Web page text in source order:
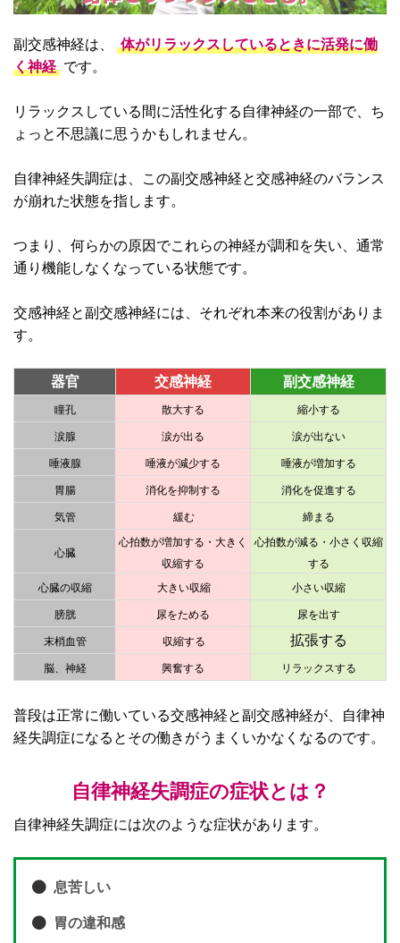
副交感神経は、
体がリラックスしているときに活発に働
く神経 です。
リラックスしている間に活性化する自律神経の一部で、ち
ょっと不思議に思うかもしれません。
自律神経失調症は、この副交感神経と交感神経のバランス
が崩れた状態を指します。
つまり、何らかの原因でこれらの神経が調和を失い、通常
通り機能しなくなっている状態です。
交感神経と副交感神経には、それぞれ本来の役割がありま
す。
器官 交感神経 副交感神経
瞳孔 散大する
縮小する
涙腺
涙が出る
涙が出ない
唾液腺
唾液が減少する
唾液が増加する
胃腸
消化を抑制する
消化を促進する
気管
緩む 締まる
心臓
心拍数が増加する・大きく
収縮する
心拍数が減る・小さく収縮
する
心臓の収縮
大きい収縮
小さい収縮
膀胱
尿をためる
尿を出す
末梢血管
収縮する 拡張する
脳、神経 興奮する リラックスする
普段は正常に働いている交感神経と副交感神経が、自律神
経失調症になるとその働きがうまくいかなくなるのです。
自律神経失調症の症状とは？
自律神経失調症には次のような症状があります。
息苦しい
胃の違和感